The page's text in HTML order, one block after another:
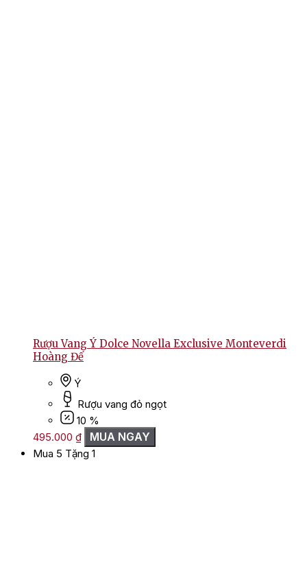
Rượu Vang Ý Dolce Novella Exclusive Monteverdi
Hoàng Đế
Ý
Rượu vang đỏ ngọt
10 %
495.000 ₫ MUA NGAY
Mua 5 Tặng 1